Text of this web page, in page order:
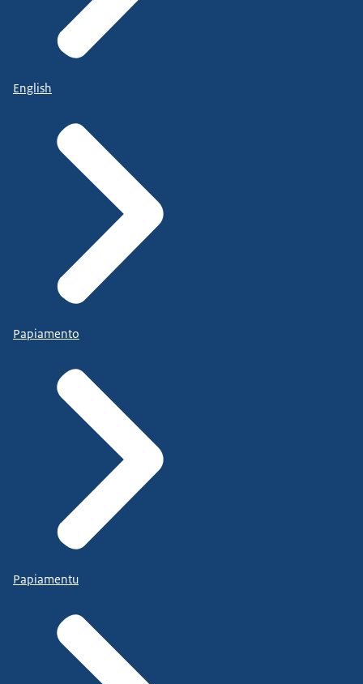
English
Papiamento
Papiamentu